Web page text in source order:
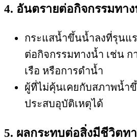
4. อันตรายต่อกิจกรรมทา
กระแสน้ำขึ้นน้ำลงที่รุนแ
ต่อกิจกรรมทางน้ำ เช่น ก
เรือ หรือการดำน้ำ
ผู้ที่ไม่คุ้นเคยกับสภาพน้ำ
ประสบอุบัติเหตุได้
5. ผลกระทบต่อสิ่งมีชีวิตทา